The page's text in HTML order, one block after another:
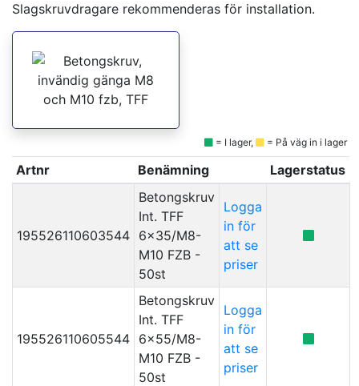
Slagskruvdragare rekommenderas för installation.
= I lager, = På väg in i lager
Artnr Benämning Lagerstatus
195526110603544
Betongskruv
Int. TFF
6x35/M8-
M10 FZB -
50st
Logga
in för
att se
priser
195526110605544
Betongskruv
Int. TFF
6x55/M8-
M10 FZB -
50st
Logga
in för
att se
priser